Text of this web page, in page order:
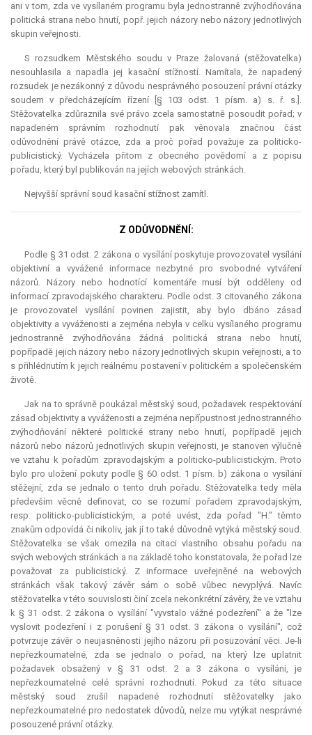
ani v tom, zda ve vysílaném programu byla jednostranně zvýhodňována
politická strana nebo hnutí, popř. jejich názory nebo názory jednotlivých
skupin veřejnosti.
S rozsudkem Městského soudu v Praze žalovaná (stěžovatelka)
nesouhlasila a napadla jej kasační stížností. Namítala, že napadený
rozsudek je nezákonný z důvodu nesprávného posouzení právní otázky
soudem v předcházejícím řízení [§ 103 odst. 1 písm. a) s. ř. s.].
Stěžovatelka zdůraznila své právo zcela samostatně posoudit pořad; v
napadeném správním rozhodnutí pak věnovala značnou část
odůvodnění právě otázce, zda a proč pořad považuje za politicko-
publicistický. Vycházela přitom z obecného povědomí a z popisu
pořadu, který byl publikován na jejích webových stránkách.
Nejvyšší správní soud kasační stížnost zamítl.
Z ODŮVODNĚNÍ:
Podle § 31 odst. 2 zákona o vysílání poskytuje provozovatel vysílání
objektivní a vyvážené informace nezbytné pro svobodné vytváření
názorů. Názory nebo hodnotící komentáře musí být odděleny od
informací zpravodajského charakteru. Podle odst. 3 citovaného zákona
je provozovatel vysílání povinen zajistit, aby bylo dbáno zásad
objektivity a vyváženosti a zejména nebyla v celku vysílaného programu
jednostranně zvýhodňována žádná politická strana nebo hnutí,
popřípadě jejich názory nebo názory jednotlivých skupin veřejnosti, a to
s přihlédnutím k jejich reálnému postavení v politickém a společenském
životě.
Jak na to správně poukázal městský soud, požadavek respektování
zásad objektivity a vyváženosti a zejména nepřípustnost jednostranného
zvýhodňování některé politické strany nebo hnutí, popřípadě jejich
názorů nebo názorů jednotlivých skupin veřejnosti, je stanoven výlučně
ve vztahu k pořadům zpravodajským a politicko-publicistickým. Proto
bylo pro uložení pokuty podle § 60 odst. 1 písm. b) zákona o vysílání
stěžejní, zda se jednalo o tento druh pořadu. Stěžovatelka tedy měla
především věcně definovat, co se rozumí pořadem zpravodajským,
resp. politicko-publicistickým, a poté uvést, zda pořad "H." těmto
znakům odpovídá či nikoliv, jak jí to také důvodně vytýká městský soud.
Stěžovatelka se však omezila na citaci vlastního obsahu pořadu na
svých webových stránkách a na základě toho konstatovala, že pořad lze
považovat za publicistický. Z informace uveřejněné na webových
stránkách však takový závěr sám o sobě vůbec nevyplývá. Navíc
stěžovatelka v této souvislosti činí zcela nekonkrétní závěry, že ve vztahu
k § 31 odst. 2 zákona o vysílání "vyvstalo vážné podezření" a že "lze
vyslovit podezření i z porušení § 31 odst. 3 zákona o vysílání", což
potvrzuje závěr o neujasněnosti jejího názoru při posuzování věci. Je-li
nepřezkoumatelné, zda se jednalo o pořad, na který lze uplatnit
požadavek obsažený v § 31 odst. 2 a 3 zákona o vysílání, je
nepřezkoumatelné celé správní rozhodnutí. Pokud za této situace
městský soud zrušil napadené rozhodnutí stěžovatelky jako
nepřezkoumatelné pro nedostatek důvodů, nelze mu vytýkat nesprávné
posouzené právní otázky.